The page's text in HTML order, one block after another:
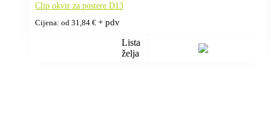
Clip okvir za postere D13
Cijena: od 31,84 € + pdv
Lista
želja